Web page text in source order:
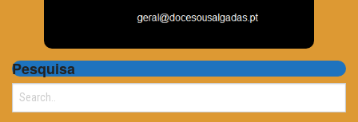
Pesquisa
Search